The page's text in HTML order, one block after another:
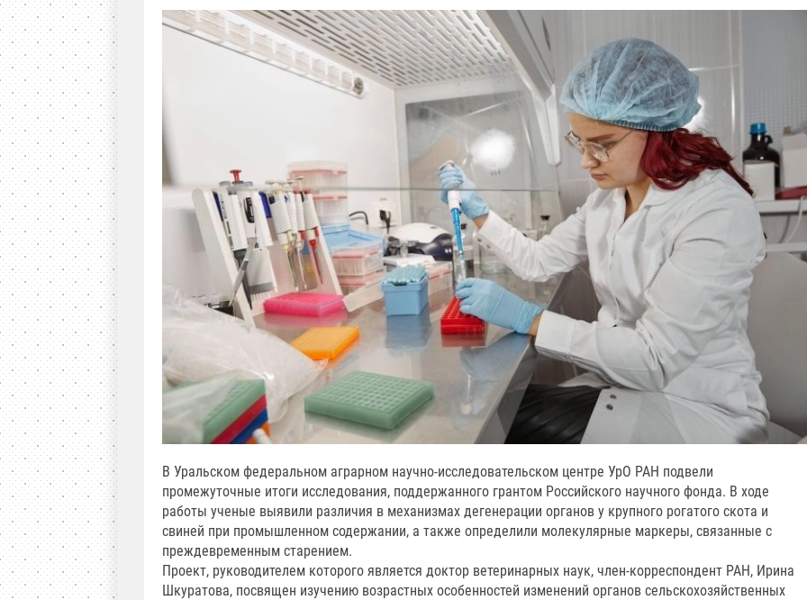
В Уральском федеральном аграрном научно-исследовательском центре УрО РАН подвели
промежуточные итоги исследования, поддержанного грантом Российского научного фонда. В ходе
работы ученые выявили различия в механизмах дегенерации органов у крупного рогатого скота и
свиней при промышленном содержании, а также определили молекулярные маркеры, связанные с
преждевременным старением.
Проект, руководителем которого является доктор ветеринарных наук, член-корреспондент РАН, Ирина
Шкуратова, посвящен изучению возрастных особенностей изменений органов сельскохозяйственных